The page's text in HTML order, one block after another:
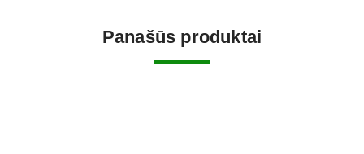
Panašūs produktai